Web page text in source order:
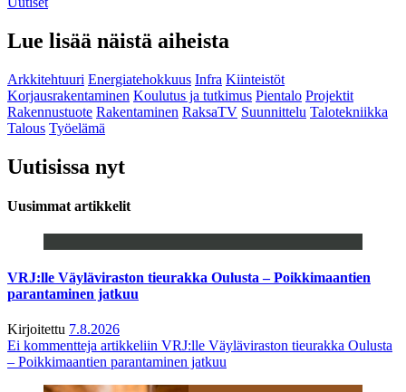
Lue lisää näistä aiheista
Arkkitehtuuri Energiatehokkuus Infra Kiinteistöt
Korjausrakentaminen Koulutus ja tutkimus Pientalo Projektit
Rakennustuote Rakentaminen RaksaTV Suunnittelu Talotekniikka
Talous Työelämä
Uutisissa nyt
Uusimmat artikkelit
VRJ:lle Väyläviraston tieurakka Oulusta – Poikkimaantien
parantaminen jatkuu
Kirjoitettu 7.8.2026
Ei kommentteja artikkeliin VRJ:lle Väyläviraston tieurakka Oulusta
– Poikkimaantien parantaminen jatkuu